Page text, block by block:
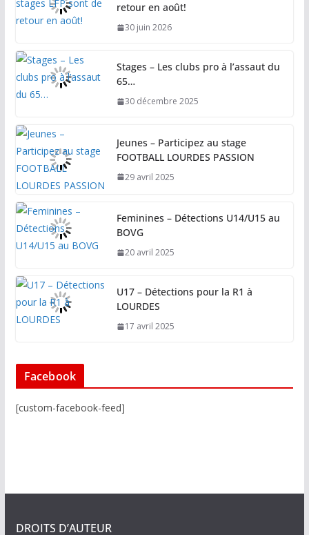
retour en août!
30 juin 2026
Stages – Les clubs pro à l’assaut du
65…
30 décembre 2025
Jeunes – Participez au stage
FOOTBALL LOURDES PASSION
29 avril 2025
Feminines – Détections U14/U15 au
BOVG
20 avril 2025
U17 – Détections pour la R1 à
LOURDES
17 avril 2025
Facebook
[custom-facebook-feed]
DROITS D’AUTEUR